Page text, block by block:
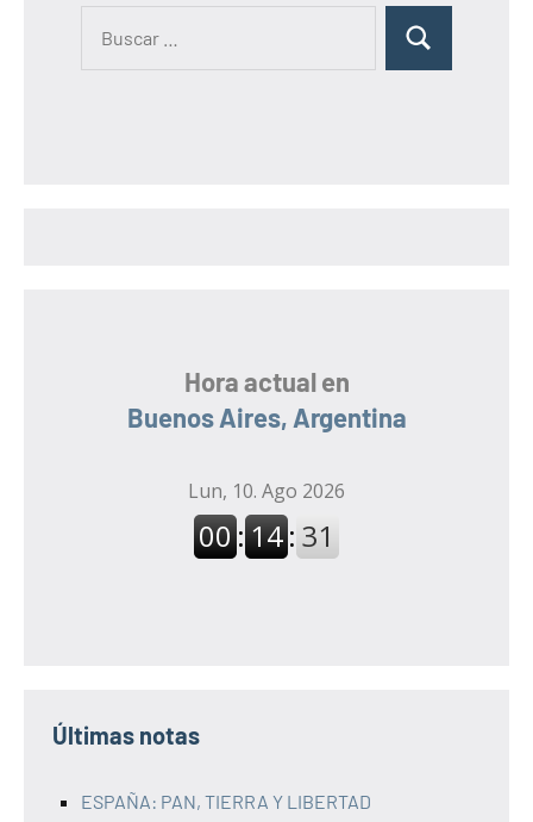
B
Hora actual en
Buenos Aires, Argentina
Últimas notas
ESPAÑA: PAN, TIERRA Y LIBERTAD